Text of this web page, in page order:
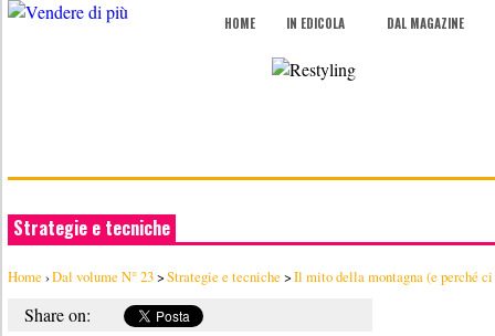
HOME IN EDICOLA DAL MAGAZINE
Strategie e tecniche
Home ›Dal volume N° 23>Strategie e tecniche >Il mito della montagna (e perché
Share on: